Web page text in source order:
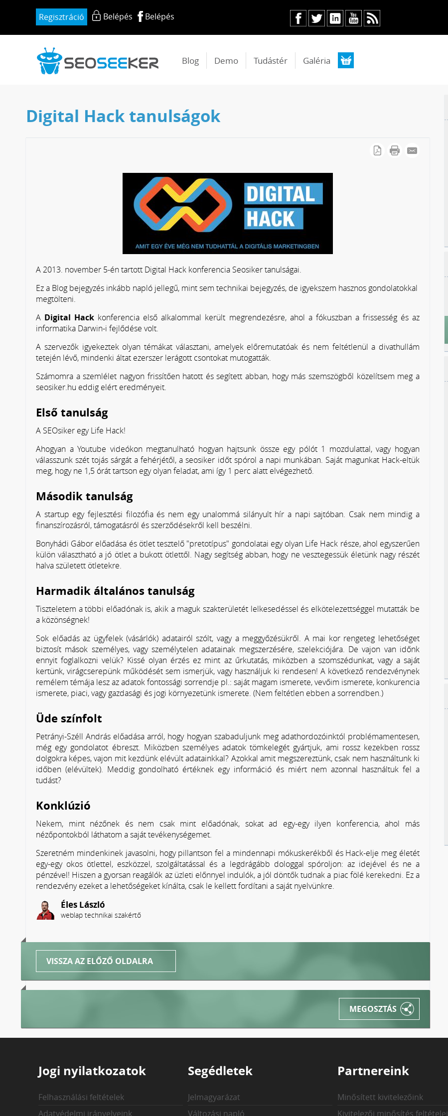
Regisztráció Belépés Belépés
Blog Demo Tudástér Galéria
Digital Hack tanulságok
A 2013. november 5-én tartott Digital Hack konferencia Seosiker tanulságai.
Ez a Blog bejegyzés inkább napló jellegű, mint sem technikai bejegyzés, de igyekszem hasznos gondolatokkal
megtölteni.
A Digital Hack konferencia első alkalommal került megrendezésre, ahol a fókuszban a frissesség és az
informatika Darwin-i fejlődése volt.
A szervezők igyekeztek olyan témákat választani, amelyek előremutatóak és nem feltétlenül a divathullám
tetején lévő, mindenki áltat ezerszer lerágott csontokat mutogatták.
Számomra a szemlélet nagyon frissítően hatott és segített abban, hogy más szemszögből közelítsem meg a
seosiker.hu eddig elért eredményeit.
Első tanulság
A SEOsiker egy Life Hack!
Ahogyan a Youtube videókon megtanulható hogyan hajtsunk össze egy pólót 1 mozdulattal, vagy hogyan
válasszunk szét tojás sárgát a fehérjétől, a seosiker időt spórol a napi munkában. Saját magunkat Hack-eltük
meg, hogy ne 1,5 órát tartson egy olyan feladat, ami így 1 perc alatt elvégezhető.
Második tanulság
A startup egy fejlesztési filozófia és nem egy unalommá silányult hír a napi sajtóban. Csak nem mindig a
finanszírozásról, támogatásról és szerződésekről kell beszélni.
Bonyhádi Gábor előadása és ötlet tesztelő "pretotípus" gondolatai egy olyan Life Hack része, ahol egyszerűen
külön választható a jó ötlet a bukott ötlettől. Nagy segítség abban, hogy ne vesztegessük életünk nagy részét
halva született ötletekre.
Harmadik általános tanulság
Tiszteletem a többi előadónak is, akik a maguk szakterületét lelkesedéssel és elkötelezettséggel mutatták be
a közönségnek!
Sok előadás az ügyfelek (vásárlók) adatairól szólt, vagy a meggyőzésükről. A mai kor rengeteg lehetőséget
biztosít mások személyes, vagy személytelen adatainak megszerzésére, szelekciójára. De vajon van időnk
ennyit foglalkozni velük? Kissé olyan érzés ez mint az űrkutatás, miközben a szomszédunkat, vagy a saját
kertünk, virágcserepünk működését sem ismerjük, vagy használjuk ki rendesen! A következő rendezvénynek
remélem témája lesz az adatok fontossági sorrendje pl.: saját magam ismerete, vevőim ismerete, konkurencia
ismerete, piaci, vagy gazdasági és jogi környezetünk ismerete. (Nem feltétlen ebben a sorrendben.)
Üde színfolt
Petrányi-Széll András előadása arról, hogy hogyan szabaduljunk meg adathordozóinktól problémamentesen,
még egy gondolatot ébreszt. Miközben személyes adatok tömkelegét gyártjuk, ami rossz kezekben rossz
dolgokra képes, vajon mit kezdünk elévült adatainkkal? Azokkal amit megszereztünk, csak nem használtunk ki
időben (elévültek). Meddig gondolható értéknek egy információ és miért nem azonnal használtuk fel a
tudást?
Konklúzió
Nekem, mint nézőnek és nem csak mint előadónak, sokat ad egy-egy ilyen konferencia, ahol más
nézőpontokból láthatom a saját tevékenységemet.
Szeretném mindenkinek javasolni, hogy pillantson fel a mindennapi mókuskerékből és Hack-elje meg életét
egy-egy okos ötlettel, eszközzel, szolgáltatással és a legdrágább dologgal spóroljon: az idejével és ne a
pénzével! Hiszen a gyorsan reagálók az üzleti előnnyel indulók, a jól döntők tudnak a piac fölé kerekedni. Ez a
rendezvény ezeket a lehetőségeket kínálta, csak le kellett fordítani a saját nyelvünkre.
Éles László
weblap technikai szakértő
VISSZA AZ ELŐZŐ OLDALRA
MEGOSZTÁS
Jogi nyilatkozatok
Felhasználási feltételek
Adatvédelmi irányelveink
Segédletek
Jelmagyarázat
Változási napló
Partnereink
Minősített kivitelezőink
Kivitelezői minősítés feltételei